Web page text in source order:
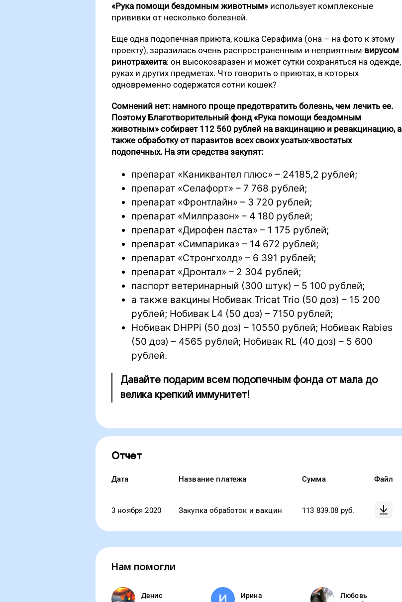
«Рука помощи бездомным животным» использует комплексные
прививки от несколько болезней.
Еще одна подопечная приюта, кошка Серафима (она – на фото к этому
проекту), заразилась очень распространенным и неприятным вирусом
ринотрахеита: он высокозаразен и может сутки сохраняться на одежде,
руках и других предметах. Что говорить о приютах, в которых
одновременно содержатся сотни кошек?
Сомнений нет: намного проще предотвратить болезнь, чем лечить ее.
Поэтому Благотворительный фонд «Рука помощи бездомным
животным» собирает 112 560 рублей на вакцинацию и ревакцинацию, а
также обработку от паразитов всех своих усатых-хвостатых
подопечных. На эти средства закупят:
препарат «Каниквантел плюс» – 24185,2 рублей;
препарат «Селафорт» – 7 768 рублей;
препарат «Фронтлайн» – 3 720 рублей;
препарат «Милпразон» – 4 180 рублей;
препарат «Дирофен паста» – 1 175 рублей;
препарат «Симпарика» – 14 672 рублей;
препарат «Стронгхолд» – 6 391 рублей;
препарат «Дронтал» – 2 304 рублей;
паспорт ветеринарный (300 штук) – 5 100 рублей;
а также вакцины Нобивак Tricat Trio (50 доз) – 15 200
рублей; Нобивак L4 (50 доз) – 7150 рублей;
Нобивак DHPPi (50 доз) – 10550 рублей; Нобивак Rabies
(50 доз) – 4565 рублей; Нобивак RL (40 доз) – 5 600
рублей.
Давайте подарим всем подопечным фонда от мала до
велика крепкий иммунитет!
Отчет
Дата Название платежа Сумма Файл
3 ноября 2020 Закупка обработок и вакцин 113 839.08 руб.
Нам помогли
Денис
Ирина
Любовь